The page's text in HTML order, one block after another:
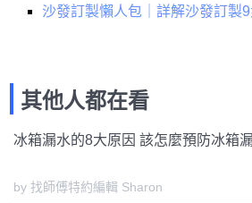
沙發訂製懶人包｜詳解沙發訂製
其他人都在看
冰箱漏水的8大原因 該怎麼預防冰箱
by 找師傅特約編輯 Sharon